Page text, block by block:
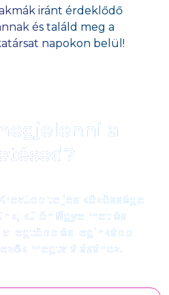
iránt érdeklődő
és találd meg a
napokon belül!
a
teljes közössége
külön figyelmet és
legtöbb és leginkább
megtalálásához.